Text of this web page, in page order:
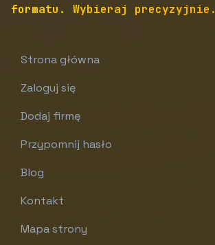
formatu. Wybieraj precyzyjnie.
Strona główna
Zaloguj się
Dodaj firmę
Przypomnij hasło
Blog
Kontakt
Mapa strony